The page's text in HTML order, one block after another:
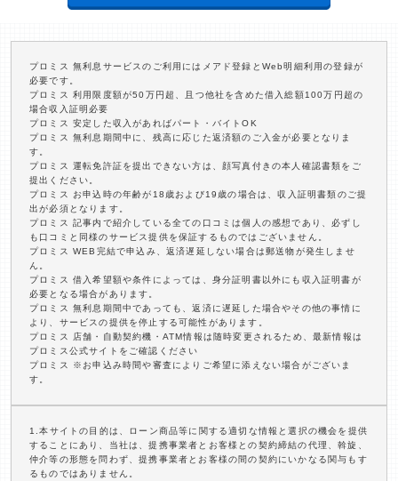
プロミス 無利息サービスのご利用にはメアド登録とWeb明細利用の登録が
必要です。
プロミス 利用限度額が50万円超、且つ他社を含めた借入総額100万円超の
場合収入証明必要
プロミス 安定した収入があればパート・バイトOK
プロミス 無利息期間中に、残高に応じた返済額のご入金が必要となりま
す。
プロミス 運転免許証を提出できない方は、顔写真付きの本人確認書類をご
提出ください。
プロミス お申込時の年齢が18歳および19歳の場合は、収入証明書類のご提
出が必須となります。
プロミス 記事内で紹介している全ての口コミは個人の感想であり、必ずし
も口コミと同様のサービス提供を保証するものではございません。
プロミス WEB完結で申込み、返済遅延しない場合は郵送物が発生しませ
ん。
プロミス 借入希望額や条件によっては、身分証明書以外にも収入証明書が
必要となる場合があります。
プロミス 無利息期間中であっても、返済に遅延した場合やその他の事情に
より、サービスの提供を停止する可能性があります。
プロミス 店舗・自動契約機・ATM情報は随時変更されるため、最新情報は
プロミス公式サイトをご確認ください
プロミス ※お申込み時間や審査によりご希望に添えない場合がございま
す。
1.本サイトの目的は、ローン商品等に関する適切な情報と選択の機会を提供
することにあり、当社は、提携事業者とお客様との契約締結の代理、斡旋、
仲介等の形態を問わず、提携事業者とお客様の間の契約にいかなる関与もす
るものではありません。